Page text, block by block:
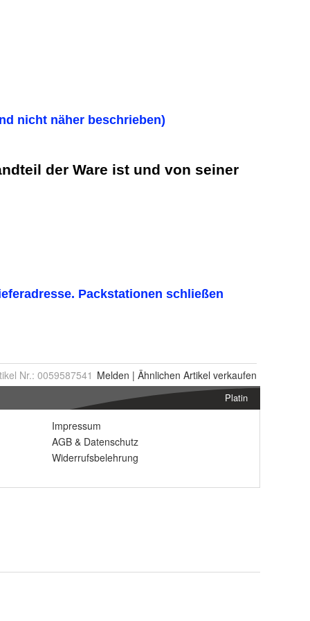
Nr.: 0059587541 Melden | Ähnlichen Artikel verkaufen
Platin
Impressum
AGB & Datenschutz
Widerrufsbelehrung